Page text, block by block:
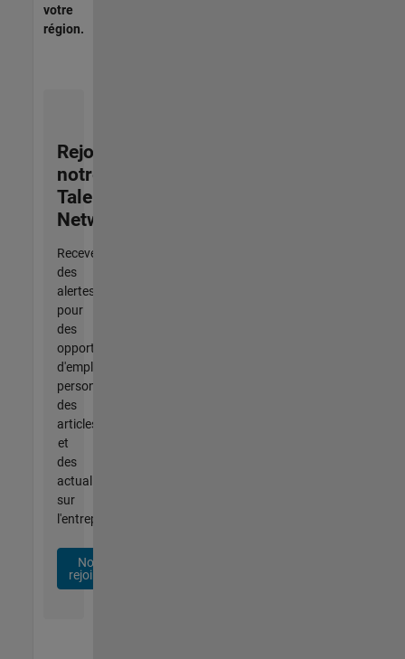
votre
région.
Rejoignez
notre
Talent
Network
Recevez
des
alertes
pour
des
opportunités
d'emploi
personnalisées,
des
articles
et
des
actualités
sur
l'entreprise.
Nous
rejoindre